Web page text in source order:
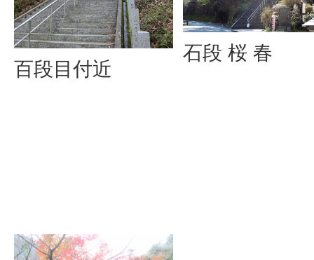
百段目付近
石段 桜 春